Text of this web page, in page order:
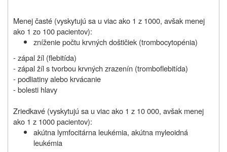
Menej časté (vyskytujú sa u viac ako 1 z 1000, avšak menej
ako 1 zo 100 pacientov):
zníženie počtu krvných doštičiek (trombocytopénia)
- zápal žíl (flebitída)
- zápal žíl s tvorbou krvných zrazenín (tromboflebitída)
- podliatiny alebo krvácanie
- bolesti hlavy
Zriedkavé (vyskytujú sa u viac ako 1 z 10 000, avšak menej
ako 1 z 1000 pacientov):
akútna lymfocitárna leukémia, akútna myleoidná
leukémia